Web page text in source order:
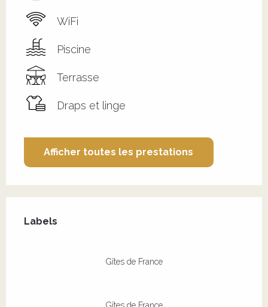
WiFi
Piscine
Terrasse
Draps et linge
Afficher toutes les prestations
Labels
Labels
Gîtes de France